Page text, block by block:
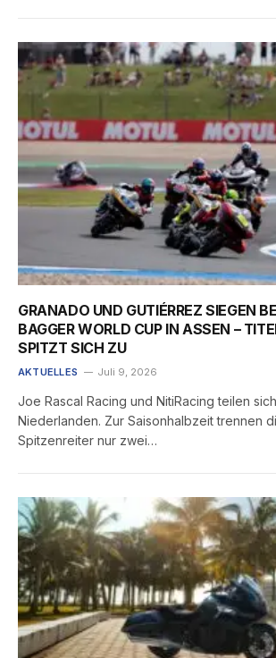
GRANADO UND GUTIÉRREZ SIEGEN
BAGGER WORLD CUP IN ASSEN –
SPITZT SICH ZU
AKTUELLES Juli 9, 2026
Joe Rascal Racing und NitiRacing teilen
Niederlanden. Zur Saisonhalbzeit trennen
Spitzenreiter nur zwei…